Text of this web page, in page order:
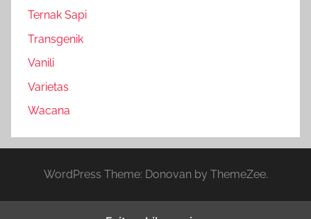
Ternak Sapi
Transgenik
Vanili
Varietas
Wacana
WordPress Theme: Donovan by ThemeZee.